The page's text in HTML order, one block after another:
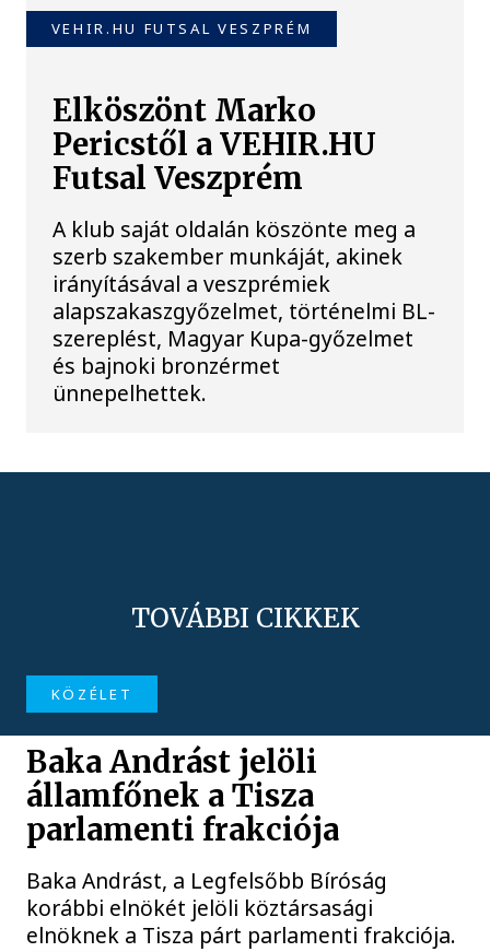
VEHIR.HU FUTSAL VESZPRÉM
Elköszönt Marko
Pericstől a VEHIR.HU
Futsal Veszprém
A klub saját oldalán köszönte meg a
szerb szakember munkáját, akinek
irányításával a veszprémiek
alapszakaszgyőzelmet, történelmi BL-
szereplést, Magyar Kupa-győzelmet
és bajnoki bronzérmet
ünnepelhettek.
TOVÁBBI CIKKEK
KÖZÉLET
Baka Andrást jelöli
államfőnek a Tisza
parlamenti frakciója
Baka Andrást, a Legfelsőbb Bíróság
korábbi elnökét jelöli köztársasági
elnöknek a Tisza párt parlamenti frakciója.